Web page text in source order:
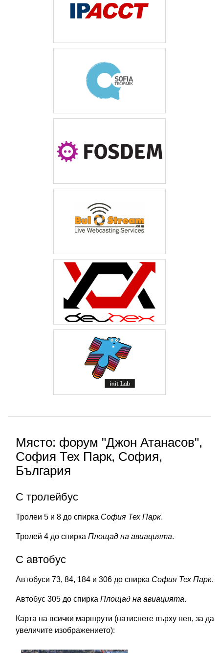
Място: форум "Джон Атанасов",
София Тех Парк, София,
България
С тролейбус
Тролеи 5 и 8 до спирка София Тех Парк.
Тролей 4 до спирка Площад на авиацията.
С автобус
Автобуси 73, 84, 184 и 306 до спирка София Тех Парк.
Автобус 305 до спирка Площад на авиацията.
Карта на всички маршрути (натиснете върху нея, за да
увеличите изображението):